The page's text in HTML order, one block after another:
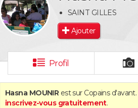
SAINT GILLES
Ajouter
Profil
Hasna MOUNIR est sur Copains
inscrivez-vous gratuitement.